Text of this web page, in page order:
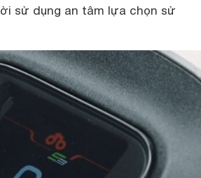
sử dụng an tâm lựa chọn sử